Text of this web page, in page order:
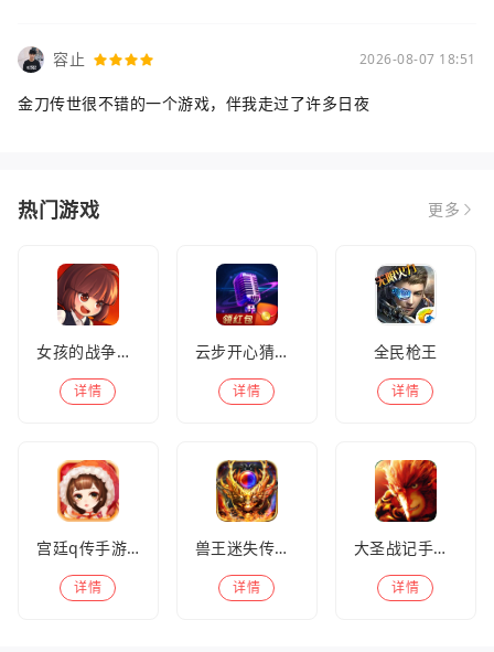
容止 2026-08-07 18:51
金刀传世很不错的一个游戏，伴我走过了许多日夜
热门游戏 更多
女孩的战争手机版(暂未上线)
详情
云步开心猜歌名
详情
全民枪王
详情
宫廷q传手游百度版
详情
兽王迷失传奇高爆版
详情
大圣战记手游官方版
详情